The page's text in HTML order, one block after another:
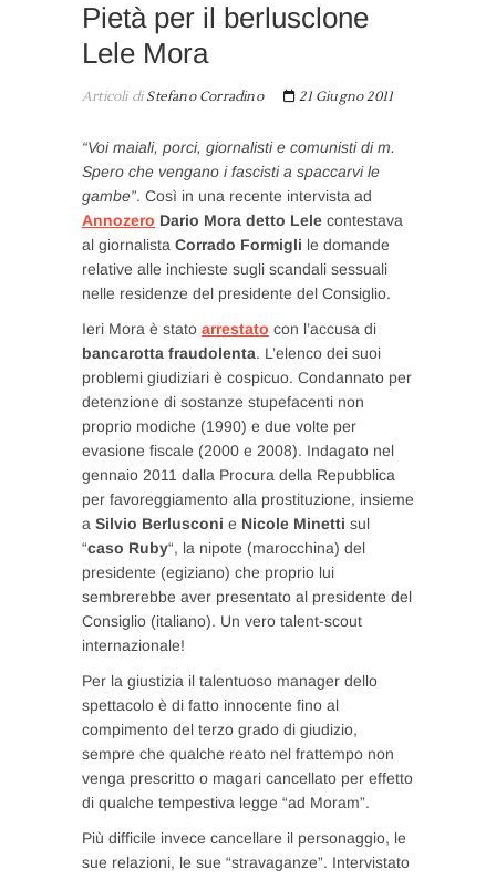
Pietà per il berlusclone
Lele Mora
Articoli diStefano Corradino 21 Giugno 2011
“Voi maiali, porci, giornalisti e comunisti di m.
Spero che vengano i fascisti a spaccarvi le
gambe”. Così in una recente intervista ad
Annozero Dario Mora detto Lele contestava
al giornalista Corrado Formigli le domande
relative alle inchieste sugli scandali sessuali
nelle residenze del presidente del Consiglio.
Ieri Mora è stato arrestato con l’accusa di
bancarotta fraudolenta. L’elenco dei suoi
problemi giudiziari è cospicuo. Condannato per
detenzione di sostanze stupefacenti non
proprio modiche (1990) e due volte per
evasione fiscale (2000 e 2008). Indagato nel
gennaio 2011 dalla Procura della Repubblica
per favoreggiamento alla prostituzione, insieme
a Silvio Berlusconi e Nicole Minetti sul
“caso Ruby“, la nipote (marocchina) del
presidente (egiziano) che proprio lui
sembrerebbe aver presentato al presidente del
Consiglio (italiano). Un vero talent-scout
internazionale!
Per la giustizia il talentuoso manager dello
spettacolo è di fatto innocente fino al
compimento del terzo grado di giudizio,
sempre che qualche reato nel frattempo non
venga prescritto o magari cancellato per effetto
di qualche tempestiva legge “ad Moram”.
Più difficile invece cancellare il personaggio, le
sue relazioni, le sue “stravaganze”. Intervistato